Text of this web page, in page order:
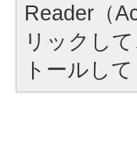
Reader（
リックし
トールし